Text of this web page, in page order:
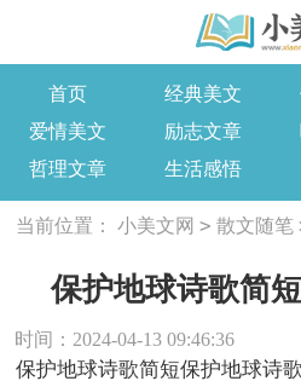
首页 经典美文
爱情美文
励志文章
哲理文章
生活感悟
当前位置： 小美文网 > 散文随笔
短保护地球诗歌
保护地球诗歌简
时间：2024-04-13 09:46:36
保护地球诗歌简短保护地球诗歌